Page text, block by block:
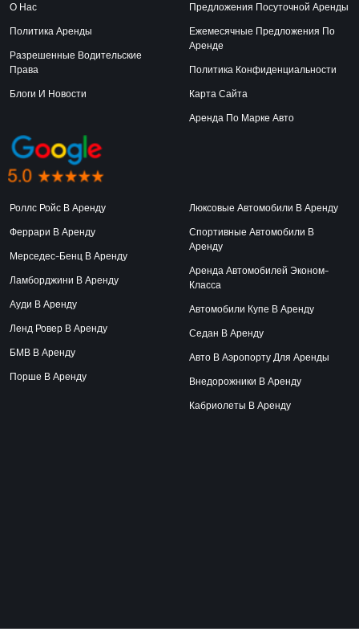
О Нас
Политика Аренды
Разрешенные Водительские
Права
Блоги И Новости
Предложения Посуточной Аренды
Ежемесячные Предложения По
Аренде
Политика Конфиденциальности
Карта Сайта
Аренда По Марке Авто
Роллс Ройс В Аренду
Феррари В Аренду
Мерседес-Бенц В Аренду
Ламборджини В Аренду
Ауди В Аренду
Ленд Ровер В Аренду
БМВ В Аренду
Порше В Аренду
Люксовые Автомобили В Аренду
Спортивные Автомобили В
Аренду
Аренда Автомобилей Эконом-
Класса
Автомобили Купе В Аренду
Седан В Аренду
Авто В Аэропорту Для Аренды
Внедорожники В Аренду
Кабриолеты В Аренду